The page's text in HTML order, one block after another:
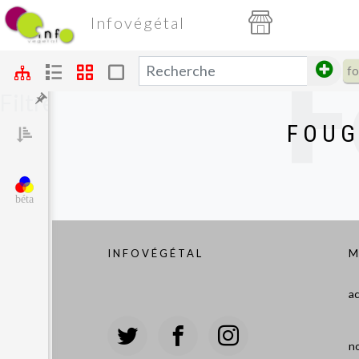
Infovégétal
Filtres
béta
INFOVÉGÉTAL